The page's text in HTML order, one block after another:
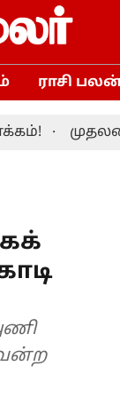
ராசி
முதலமைச்சர்